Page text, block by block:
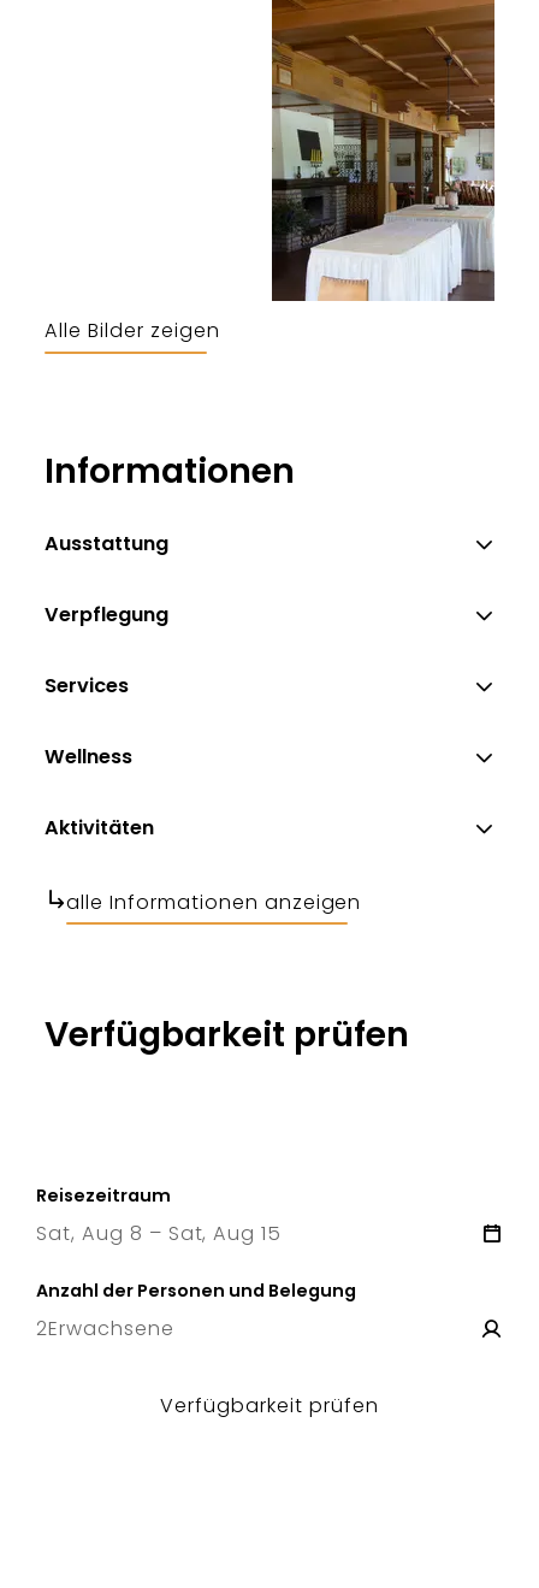
Alle Bilder zeigen
Informationen
Ausstattung
Verpflegung
Services
Wellness
Aktivitäten
alle Informationen anzeigen
Verfügbarkeit prüfen
Reisezeitraum
Sat, Aug 8 – Sat, Aug 15
Anzahl der Personen und Belegung
2Erwachsene
Verfügbarkeit prüfen